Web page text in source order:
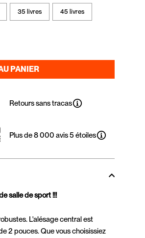
35 livres 45 livres
PANIER
Retours sans tracas
Plus de 8 000 avis 5 étoiles
salle de sport !!!
L'alésage central est
2 pouces. Que vous choisissiez